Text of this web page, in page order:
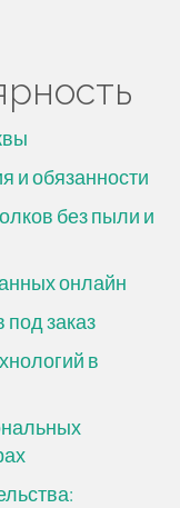
и обязанности
без пыли и
онлайн
под заказ
в